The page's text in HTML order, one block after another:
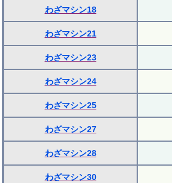
わざマシン18
わざマシン21
わざマシン23
わざマシン24
わざマシン25
わざマシン27
わざマシン28
わざマシン30